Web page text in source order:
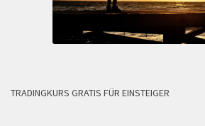
TRADINGKURS GRATIS FÜR EINSTEIGER